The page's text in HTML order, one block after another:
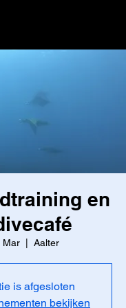
en
Mar Aalter
is afgesloten
bekijken